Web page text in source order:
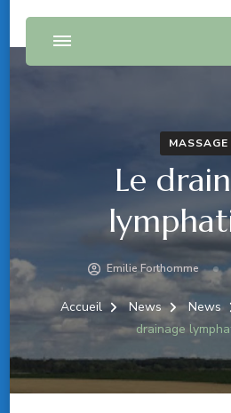
MASSAGE
Le
Emilie Forthomme
Accueil News News
drainage